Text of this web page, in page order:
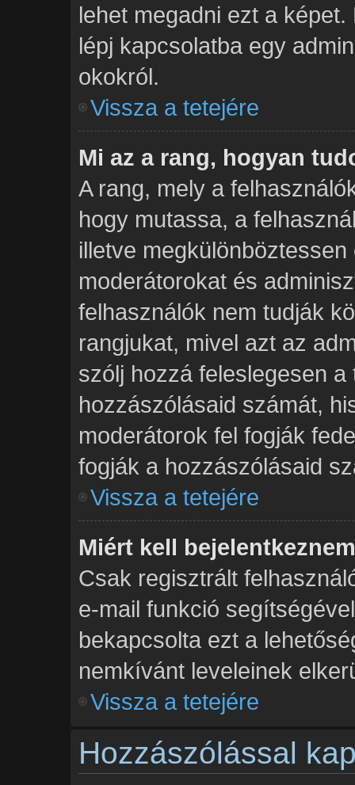
lehet megadni ezt a
lépj kapcsolatba egy
okokról.
Vissza a tetejére
Mi az a rang, hogyan
A rang, mely a
hogy mutassa, a
illetve
moderátorokat és
felhasználók nem tudják
rangjukat, mivel azt az
szólj hozzá feleslegesen
hozzászólásaid számát,
moderátorok fel fogják
fogják a hozzászólásaid
Vissza a tetejére
Miért kell
Csak regisztrált
e-mail funkció
bekapcsolta ezt a
nemkívánt leveleinek
Vissza a tetejére
Hozzászólással